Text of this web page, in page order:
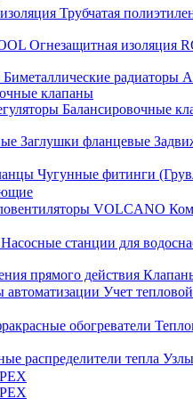
Трубчатая
Огнезащитная изоляция
Биметаллические радиаторы
клапаны
Балансировочные
Заглушки фланцевые
Чугунные фитинги
VOLCANO
Насосные станции для
прямого действия
Учет
обогреватели
распределители тепла